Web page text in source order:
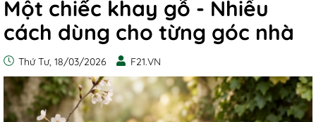
Một chiếc khay gỗ - Nhiều
cách dùng cho từng góc nhà
Thứ Tư, 18/03/2026 F21.VN